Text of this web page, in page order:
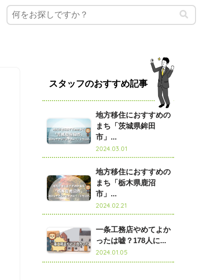
スタッフのおすすめ記事
地方移住におすすめの
まち「茨城県鉾田
市」...
2024.03.01
地方移住におすすめの
まち「栃木県鹿沼
市」...
2024.02.21
一条工務店やめてよか
ったは嘘？178人に...
2024.01.05